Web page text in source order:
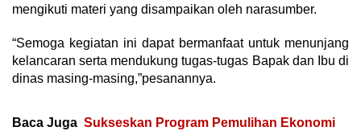
mengikuti materi yang disampaikan oleh narasumber.
“Semoga kegiatan ini dapat bermanfaat untuk menunjang
kelancaran serta mendukung tugas-tugas Bapak dan Ibu di
dinas masing-masing,”pesanannya.
Baca Juga Sukseskan Program Pemulihan Ekonomi